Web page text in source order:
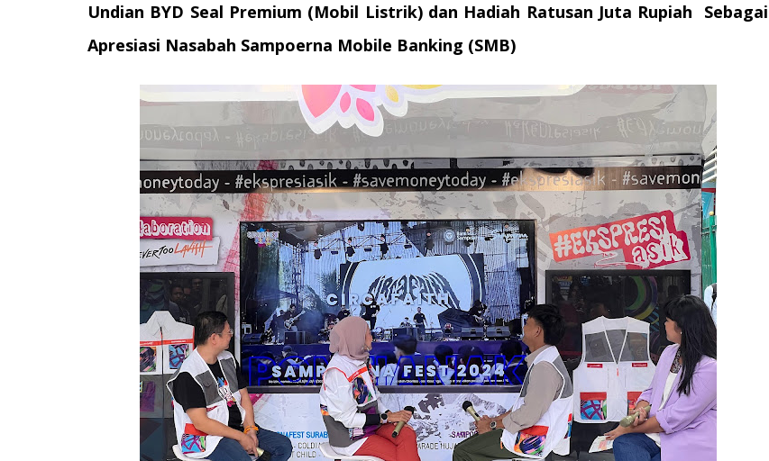
Undian BYD Seal Premium (Mobil Listrik) dan Hadiah Ratusan Juta Rupiah  Sebagai
Apresiasi Nasabah Sampoerna Mobile Banking (SMB)